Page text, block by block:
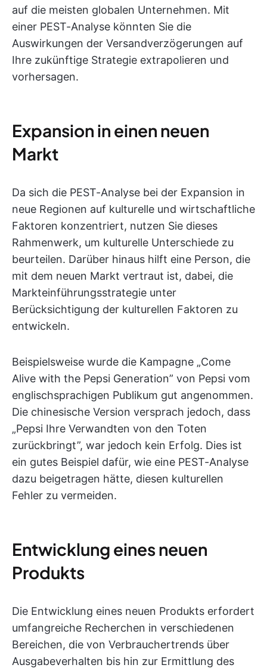
auf die meisten globalen Unternehmen. Mit
einer PEST-Analyse könnten Sie die
Auswirkungen der Versandverzögerungen auf
Ihre zukünftige Strategie extrapolieren und
vorhersagen.
Expansion in einen neuen
Markt
Da sich die PEST-Analyse bei der Expansion in
neue Regionen auf kulturelle und wirtschaftliche
Faktoren konzentriert, nutzen Sie dieses
Rahmenwerk, um kulturelle Unterschiede zu
beurteilen. Darüber hinaus hilft eine Person, die
mit dem neuen Markt vertraut ist, dabei, die
Markteinführungsstrategie unter
Berücksichtigung der kulturellen Faktoren zu
entwickeln.
Beispielsweise wurde die Kampagne „Come
Alive with the Pepsi Generation” von Pepsi vom
englischsprachigen Publikum gut angenommen.
Die chinesische Version versprach jedoch, dass
„Pepsi Ihre Verwandten von den Toten
zurückbringt”, war jedoch kein Erfolg. Dies ist
ein gutes Beispiel dafür, wie eine PEST-Analyse
dazu beigetragen hätte, diesen kulturellen
Fehler zu vermeiden.
Entwicklung eines neuen
Produkts
Die Entwicklung eines neuen Produkts erfordert
umfangreiche Recherchen in verschiedenen
Bereichen, die von Verbrauchertrends über
Ausgabeverhalten bis hin zur Ermittlung des